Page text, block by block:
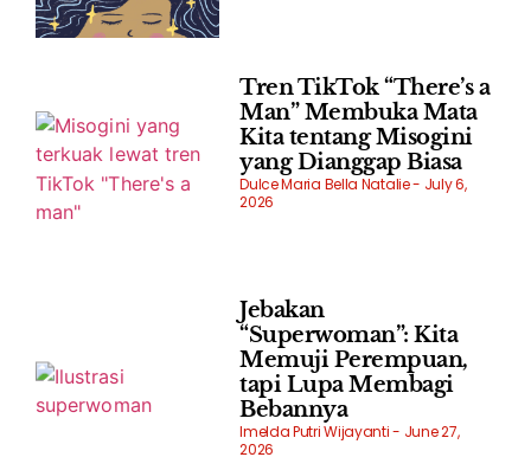
Tren TikTok “There’s a
Man” Membuka Mata
Kita tentang Misogini
yang Dianggap Biasa
Dulce Maria Bella Natalie
July 6,
2026
Jebakan
“Superwoman”: Kita
Memuji Perempuan,
tapi Lupa Membagi
Bebannya
Imelda Putri Wijayanti
June 27,
2026